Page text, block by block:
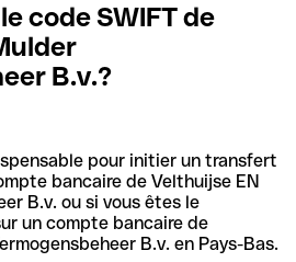
code SWIFT de
B.v.?
pour initier un transfert
bancaire de Velthuijse EN
B.v. ou si vous êtes le
un compte bancaire de
B.v. en Pays-Bas.